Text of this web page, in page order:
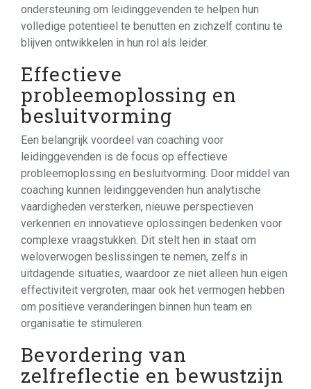
ondersteuning om leidinggevenden te helpen hun
volledige potentieel te benutten en zichzelf continu te
blijven ontwikkelen in hun rol als leider.
Effectieve
probleemoplossing en
besluitvorming
Een belangrijk voordeel van coaching voor
leidinggevenden is de focus op effectieve
probleemoplossing en besluitvorming. Door middel van
coaching kunnen leidinggevenden hun analytische
vaardigheden versterken, nieuwe perspectieven
verkennen en innovatieve oplossingen bedenken voor
complexe vraagstukken. Dit stelt hen in staat om
weloverwogen beslissingen te nemen, zelfs in
uitdagende situaties, waardoor ze niet alleen hun eigen
effectiviteit vergroten, maar ook het vermogen hebben
om positieve veranderingen binnen hun team en
organisatie te stimuleren.
Bevordering van
zelfreflectie en bewustzijn